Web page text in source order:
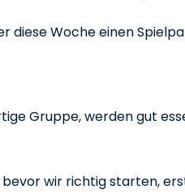
diese Woche einen
Gruppe, werden gut
wir richtig starten,